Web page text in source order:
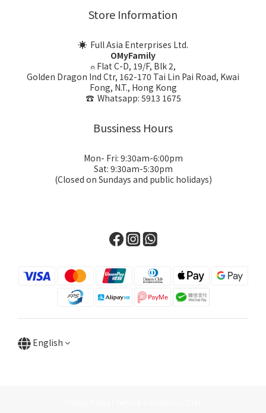
Store Information
☀ Full Asia Enterprises Ltd.
OMyFamily
⍝ Flat C-D, 19/F, Blk 2,
Golden Dragon Ind Ctr, 162-170 Tai Lin Pai Road, Kwai
Fong, N.T., Hong Kong
☎ Whatsapp: 5913 1675
Bussiness Hours
Mon- Fri: 9:30am-6:00pm
Sat: 9:30am-5:30pm
(Closed on Sundays and public holidays)
English